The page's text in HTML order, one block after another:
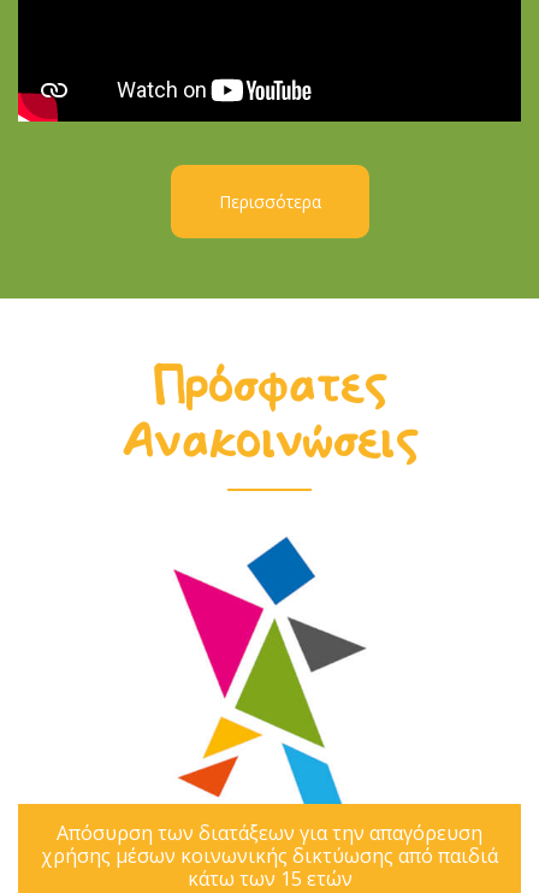
Περισσότερα
Πρόσφατες
Ανακοινώσεις
Απόσυρση των διατάξεων για την απαγόρευση
χρήσης μέσων κοινωνικής δικτύωσης από παιδιά
κάτω των 15 ετών